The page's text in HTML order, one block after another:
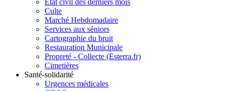
Etat civil des derniers mois
Culte
Marché Hebdomadaire
Services aux séniors
Cartographie du bruit
Restauration Municipale
Propreté - Collecte (Esterra.fr)
Cimetières
Santé-solidarité
Urgences médicales